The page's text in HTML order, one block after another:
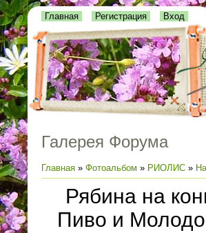
Главная Регистрация Вход
Галерея Форума
Главная » Фотоальбом » РИОЛИС »
Рябина на
Пиво и